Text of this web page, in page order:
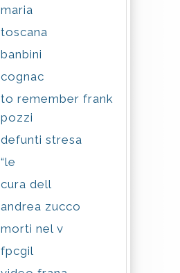
maria
toscana
banbini
cognac
to remember frank
pozzi
defunti stresa
“le
cura dell
andrea zucco
morti nel v
fpcgil